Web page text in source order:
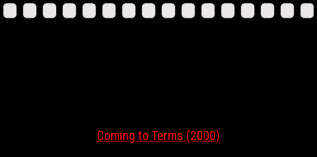
Coming to Terms (2000)